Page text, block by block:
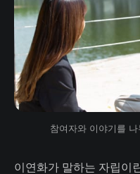
참여자와 이야기를
이연화가 말하는 자립이